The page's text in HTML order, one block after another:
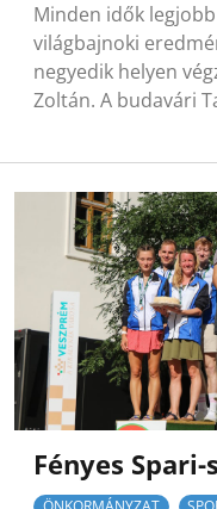
Minden idők
világbajnoki
negyedik helyen
Zoltán. A budavári
Fényes